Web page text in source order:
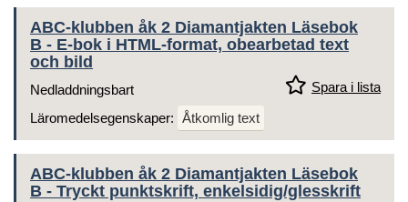
ABC-klubben åk 2 Diamantjakten Läsebok
B - E-bok i HTML-format, obearbetad text
och bild
Spara i lista
Nedladdningsbart
Läromedelsegenskaper: Åtkomlig text
ABC-klubben åk 2 Diamantjakten Läsebok
B - Tryckt punktskrift, enkelsidig/glesskrift